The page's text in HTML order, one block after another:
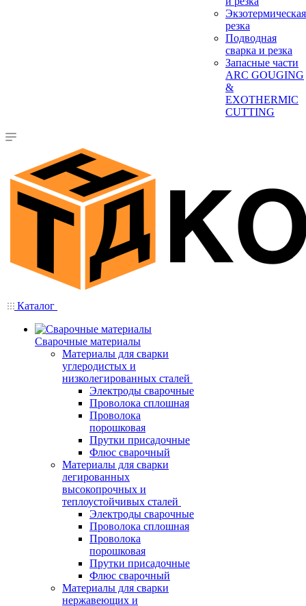
Экзотермическая
резка
Подводная
сварка и резка
Запасные части
ARC GOUGING
&
EXOTHERMIC
CUTTING
Каталог
Сварочные материалы
Материалы для сварки
углеродистых и
низколегированных сталей
Электроды сварочные
Проволока сплошная
Проволока
порошковая
Прутки присадочные
Флюс сварочный
Материалы для сварки
легированных
высокопрочных и
теплоустойчивых сталей
Электроды сварочные
Проволока сплошная
Проволока
порошковая
Прутки присадочные
Флюс сварочный
Материалы для сварки
нержавеющих и